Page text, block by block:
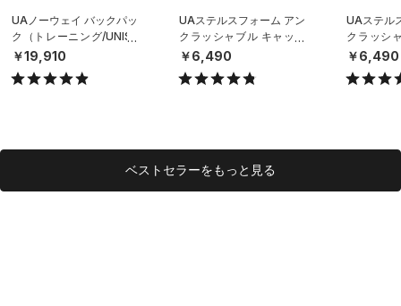
UAノーウェイ バックパッ
ク（トレーニング/UNISE
X）
￥19,910
UAステルスフォーム アン
クラッシャブル キャップ
（ライフスタイル/UNISE
X）
￥6,490
UAステル
クラッシ
（ライフ
X）
￥6,490
ベストセラーをもっと見る